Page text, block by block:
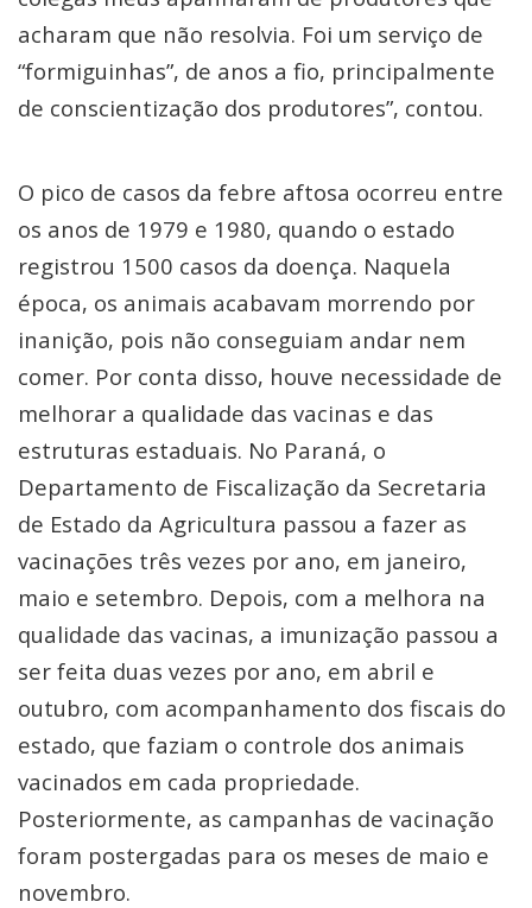
acharam que não resolvia. Foi um serviço de
“formiguinhas”, de anos a fio, principalmente
de conscientização dos produtores”, contou.
O pico de casos da febre aftosa ocorreu entre
os anos de 1979 e 1980, quando o estado
registrou 1500 casos da doença. Naquela
época, os animais acabavam morrendo por
inanição, pois não conseguiam andar nem
comer. Por conta disso, houve necessidade de
melhorar a qualidade das vacinas e das
estruturas estaduais. No Paraná, o
Departamento de Fiscalização da Secretaria
de Estado da Agricultura passou a fazer as
vacinações três vezes por ano, em janeiro,
maio e setembro. Depois, com a melhora na
qualidade das vacinas, a imunização passou a
ser feita duas vezes por ano, em abril e
outubro, com acompanhamento dos fiscais do
estado, que faziam o controle dos animais
vacinados em cada propriedade.
Posteriormente, as campanhas de vacinação
foram postergadas para os meses de maio e
novembro.